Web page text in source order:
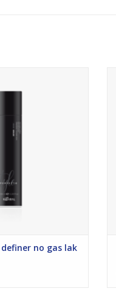
WINKELWAGEN
no gas lak